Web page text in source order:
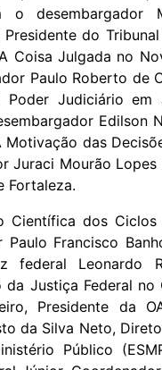
o desembargador
do
Coisa Julgada no
Paulo Roberto de
Poder Judiciário
Edilson
Motivação das
Juraci Mourão Lopes
Fortaleza.
Científica dos
Paulo Francisco
federal Leonardo
Justiça Federal no
Presidente da
da Silva Neto,
Público